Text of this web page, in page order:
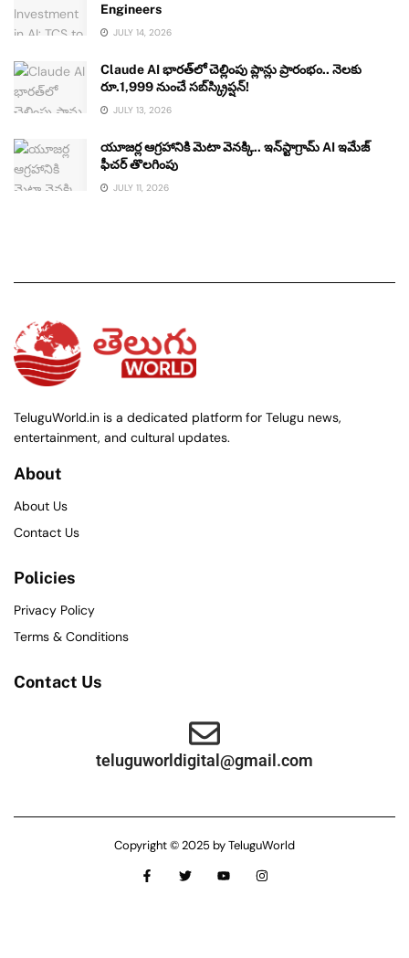
Engineers
JULY 14, 2026
Claude AI భారత్‌లో చెల్లింపు ప్లాన్లు ప్రారంభం.. నెలకు
రూ.1,999 నుంచే సబ్‌స్క్రిప్షన్!
JULY 13, 2026
యూజర్ల ఆగ్రహానికి మెటా వెనక్కి.. ఇన్‌స్టాగ్రామ్ AI ఇమేజ్
ఫీచర్ తొలగింపు
JULY 11, 2026
TeluguWorld.in is a dedicated platform for Telugu news,
entertainment, and cultural updates.
About
About Us
Contact Us
Policies
Privacy Policy
Terms & Conditions
Contact Us
teluguworldigital@gmail.com
Copyright © 2025 by TeluguWorld